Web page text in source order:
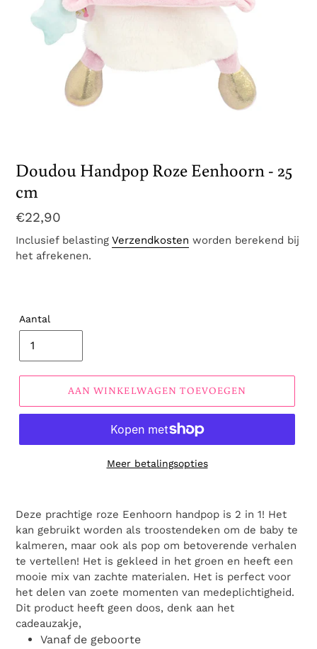
Doudou Handpop Roze Eenhoorn - 25
cm
Normale
prijs
€22,90
Inclusief belasting Verzendkosten worden berekend bij
het afrekenen.
Aantal
AAN WINKELWAGEN TOEVOEGEN
Meer betalingsopties
Deze prachtige roze Eenhoorn handpop is 2 in 1! Het
kan gebruikt worden als troostendeken om de baby te
kalmeren, maar ook als pop om betoverende verhalen
te vertellen! Het is gekleed in het groen en heeft een
mooie mix van zachte materialen. Het is perfect voor
het delen van zoete momenten van medeplichtigheid.
Dit product heeft geen doos, denk aan het
cadeauzakje,
Vanaf de geboorte